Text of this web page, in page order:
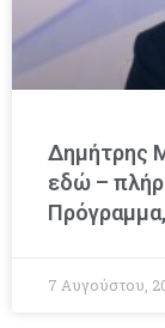
Δημήτρης
εδώ –
Πρόγραμμα,
7 Αυγούστου,